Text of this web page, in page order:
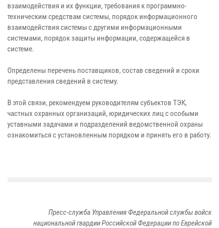
взаимодействия и их функции, требования к программно-
техническим средствам системы, порядок информационного
взаимодействия системы с другими информационными
системами, порядок защиты информации, содержащейся в
системе.
Определены перечень поставщиков, состав сведений и сроки
представления сведений в систему.
В этой связи, рекомендуем руководителям субъектов ТЭК,
частных охранных организаций, юридических лиц с особыми
уставными задачами и подразделений ведомственной охраны
ознакомиться с установленным порядком и принять его в работу.
Пресс-служба Управления Федеральной службы войск
национальной гвардии Российской Федерации по Еврейской